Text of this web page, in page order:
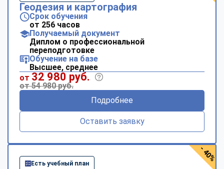
Геодезия и картография
Срок обучения
от 256 часов
Получаемый документ
Диплом о профессиональной
переподготовке
Обучение на базе
Высшее, среднее
от 32 980 руб.
от 54 980 руб.
Подробнее
Оставить заявку
Есть учебный план
- 40%